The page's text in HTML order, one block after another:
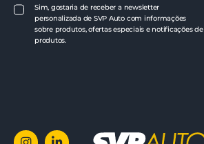
Sim, gostaria de receber a newsletter
personalizada de SVP Auto com informações
sobre produtos, ofertas especiais e notificações de
produtos.